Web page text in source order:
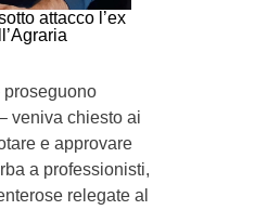
attacco l’ex
proseguono
veniva chiesto ai
e approvare
a professionisti,
relegate al